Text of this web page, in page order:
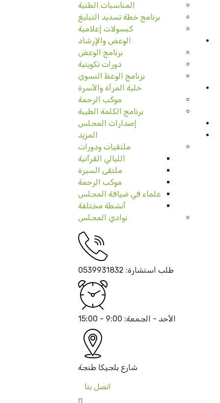
المناسبات الطنية
برنامج خطة تسديد التبليغ
كبسولات إعلامية
الوعض والإرشاد
برنامج الوعض
دورات تكوينية
برنامج الوعظ النسوي
خلية المرأة والأسرة
موكب الرحمة
برنامج الكلمة الطيبة
إصدارات المجلس
المزيد
ملتقيات ودورات
الليالي القرآنية
ملتقى السيرة
موكب الرحمة
علماء في ضيافة المجلس
أنشطة مختلفة
نوادي المجلس
طلب استشارة: 0539931832
الأحد - الجمعة: 9:00 - 15:00
شارع بلجيكا طنجة
اتصل بنا